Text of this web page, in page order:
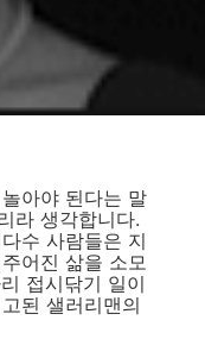
아야 된다는 말
라 생각합니다.
수 사람들은 지
어진 삶을 소모
접시닦기 일이
된 샐러리맨의